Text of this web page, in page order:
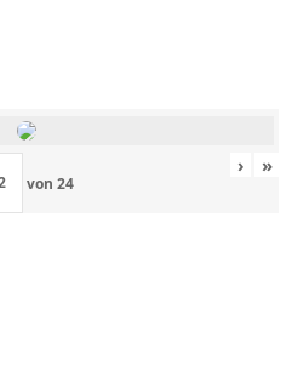
von 24
› »